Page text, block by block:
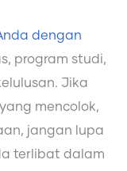
dengan
program studi,
Jika
mencolok,
jangan lupa
terlibat dalam